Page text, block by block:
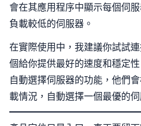
會在其應用程序中顯示每個伺
負載較低的伺服器。
在實際使用中，我建議你試試
個給你提供最好的速度和穩定
自動選擇伺服器的功能，他們
載情況，自動選擇一個最優的